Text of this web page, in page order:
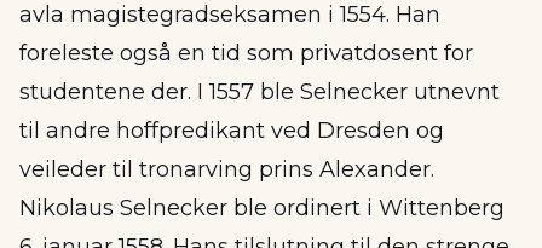
avla magistegradseksamen i 1554. Han
foreleste også en tid som privatdosent for
studentene der. I 1557 ble Selnecker utnevnt
til andre hoffpredikant ved Dresden og
veileder til tronarving prins Alexander.
Nikolaus Selnecker ble ordinert i Wittenberg